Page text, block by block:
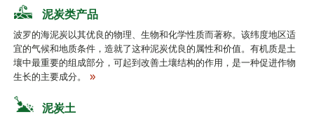
泥炭类产品
波罗的海泥炭以其优良的物理、生物和化学性质而著称。该纬度地区适
宜的气候和地质条件，造就了这种泥炭优良的属性和价值。有机质是土
壤中最重要的组成部分，可起到改善土壤结构的作用，是一种促进作物
生长的主要成分。
泥炭土